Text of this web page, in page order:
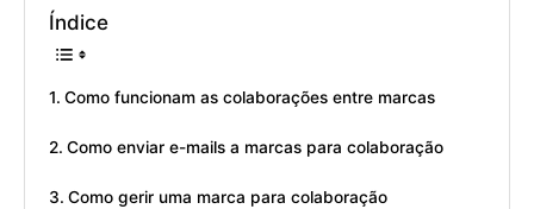
Índice
Como funcionam as colaborações entre marcas
Como enviar e-mails a marcas para colaboração
Como gerir uma marca para colaboração